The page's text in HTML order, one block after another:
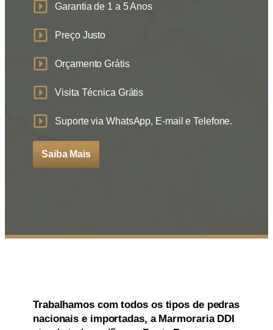
Garantia de 1 a 5 Anos
Preço Justo
Orçamento Grátis
Visita Técnica Grátis
Suporte via WhatsApp, E-mail e Telefone.
Saiba Mais
Trabalhamos com todos os tipos de pedras
nacionais e importadas, aMarmoraria DDI